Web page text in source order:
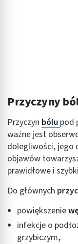
Przyczyny
Przyczyn bólu pod
ważne jest
dolegliwości, jego
objawów
prawidłowe i
Do głównych
powiększenie
infekcje o
grzybiczym,